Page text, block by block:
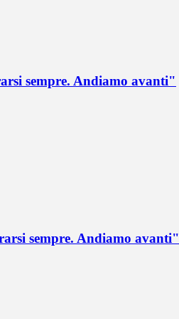
sempre. Andiamo avanti"
sempre. Andiamo avanti"